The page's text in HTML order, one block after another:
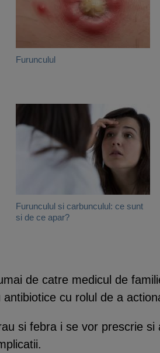
Furunculul
Furunculul si carbunculul: ce sunt
si de ce apar?
de catre medicul de
cu rolul de a
si febra i se vor prescrie